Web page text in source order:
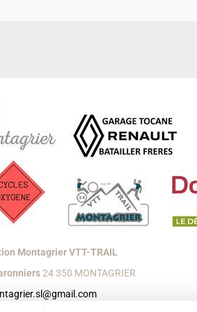
Montagrier VTT-TRAIL
24 350 MONTAGRIER